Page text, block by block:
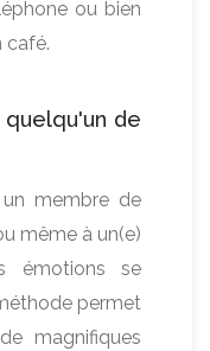
ou bien
café.
quelqu'un de
membre de
même à un(e)
émotions se
permet
magnifiques